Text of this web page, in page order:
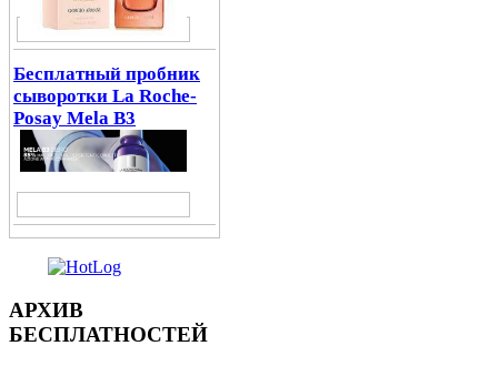
Бесплатный пробник
сыворотки La Roche-
Posay Mela B3
АРХИВ
БЕСПЛАТНОСТЕЙ